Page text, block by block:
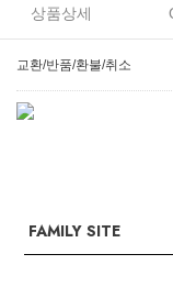
상품상세
교환/반품/환불/취소